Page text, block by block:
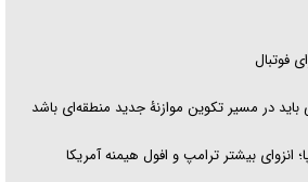
فوتبال
در مسیر تکوین موازنۀ جدید منطقه‌ای باشد
انزوای بیشتر ترامپ و افول هیمنه آمریکا